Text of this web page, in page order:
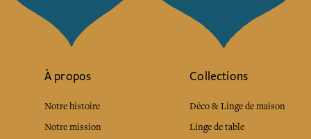
À propos
Notre histoire
Notre mission
Collections
Déco & Linge de maison
Linge de table